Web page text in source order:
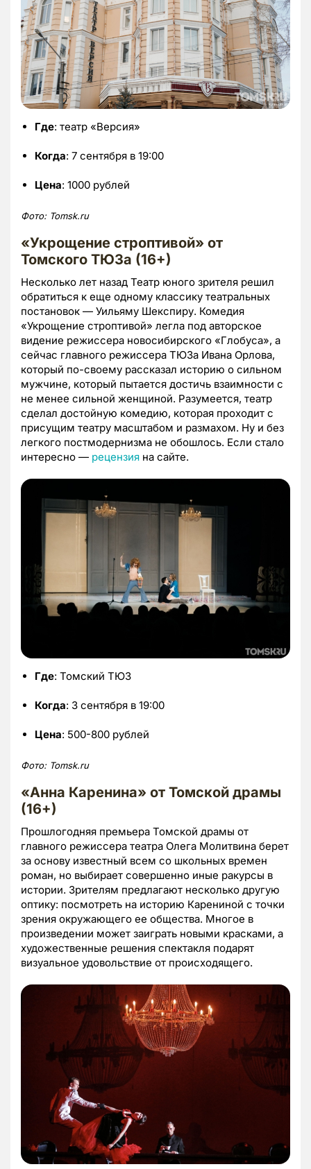
Где: театр «Версия»
Когда: 7 сентября в 19:00
Цена: 1000 рублей
Фото: Tomsk.ru
«Укрощение строптивой» от
Томского ТЮЗа (16+)
Несколько лет назад Театр юного зрителя решил
обратиться к еще одному классику театральных
постановок — Уильяму Шекспиру. Комедия
«Укрощение строптивой» легла под авторское
видение режиссера новосибирского «Глобуса», а
сейчас главного режиссера ТЮЗа Ивана Орлова,
который по-своему рассказал историю о сильном
мужчине, который пытается достичь взаимности с
не менее сильной женщиной. Разумеется, театр
сделал достойную комедию, которая проходит с
присущим театру масштабом и размахом. Ну и без
легкого постмодернизма не обошлось. Если стало
интересно — рецензия на сайте.
Где: Томский ТЮЗ
Когда: 3 сентября в 19:00
Цена: 500-800 рублей
Фото: Tomsk.ru
«Анна Каренина» от Томской драмы
(16+)
Прошлогодняя премьера Томской драмы от
главного режиссера театра Олега Молитвина берет
за основу известный всем со школьных времен
роман, но выбирает совершенно иные ракурсы в
истории. Зрителям предлагают несколько другую
оптику: посмотреть на историю Карениной с точки
зрения окружающего ее общества. Многое в
произведении может заиграть новыми красками, а
художественные решения спектакля подарят
визуальное удовольствие от происходящего.